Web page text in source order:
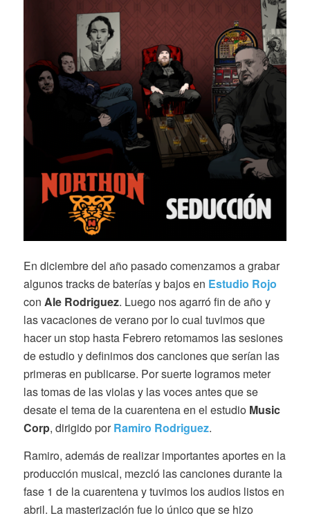
En diciembre del año pasado comenzamos a grabar
algunos tracks de baterías y bajos en Estudio Rojo
con Ale Rodriguez. Luego nos agarró fin de año y
las vacaciones de verano por lo cual tuvimos que
hacer un stop hasta Febrero retomamos las sesiones
de estudio y definimos dos canciones que serían las
primeras en publicarse. Por suerte logramos meter
las tomas de las violas y las voces antes que se
desate el tema de la cuarentena en el estudio Music
Corp, dirigido porRamiro Rodriguez.
Ramiro, además de realizar importantes aportes en la
producción musical, mezcló las canciones durante la
fase 1 de la cuarentena y tuvimos los audios listos en
abril. La masterización fue lo único que se hizo